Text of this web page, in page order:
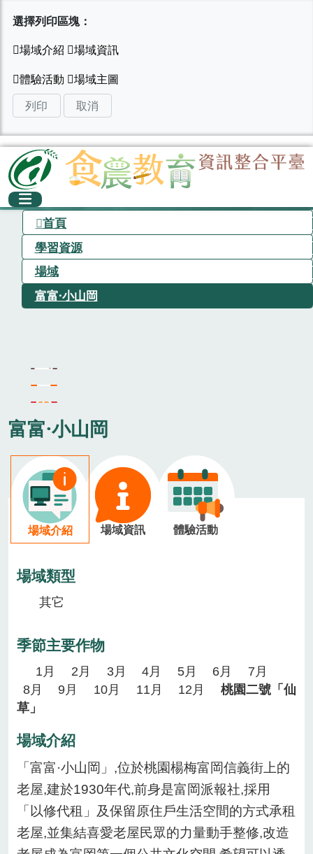
選擇列印區塊：
列印 取消
首頁
學習資源
場域
富富·小山岡
富富·小山岡
場域介紹 場域資訊 體驗活動
場域類型
其它
季節主要作物
1月 2月 3月 4月 5月 6月
7月
8月
9月 10月 11月 12月
桃園二號「仙
草」
場域介紹
「富富·小山岡」,位於桃園楊梅富岡信義街上的
老屋,建於1930年代,前身是富岡派報社,採用
「以修代租」及保留原住戶生活空間的方式承租
老屋,並集結喜愛老屋民眾的力量動手整修,改造